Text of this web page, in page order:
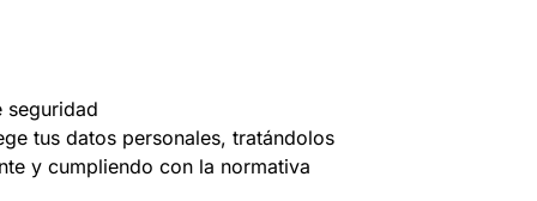
seguridad
tus datos personales, tratándolos
y cumpliendo con la normativa